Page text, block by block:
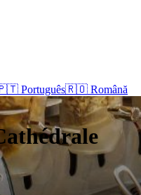
Português🇷🇴 Română